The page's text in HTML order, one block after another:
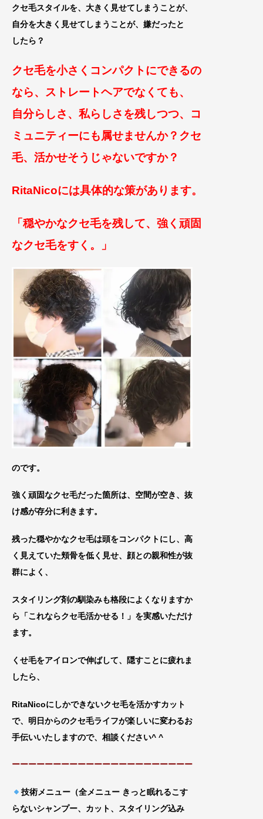
クセ毛スタイルを、大きく見せてしまうことが、
自分を大きく見せてしまうことが、嫌だったと
したら？
クセ毛を小さくコンパクトにできるの
なら、 ストレートヘアでなくても、
自分らしさ、私らしさを残しつつ、コ
ミュニティーにも属せませんか？ クセ
毛、活かせそうじゃないですか？
RitaNicoには具体的な策があります。
「穏やかなクセ毛を残して、強く頑固
なクセ毛をすく。」
のです。
強く頑固なクセ毛だった箇所は、空間が空き、抜
け感が存分に利きます。
残った穏やかなクセ毛は頭をコンパクトにし、高
く見えていた頬骨を低く見せ、顔との親和性が抜
群によく、
スタイリング剤の馴染みも格段によくなりますか
ら「これならクセ毛活かせる！」を実感いただけ
ます。
くせ毛をアイロンで伸ばして、隠すことに疲れま
したら、
RitaNicoにしかできないクセ毛を活かすカット
で、明日からのクセ毛ライフが楽しいに変わるお
手伝いいたしますので、相談ください^ ^
ーーーーーーーーーーーーーーーーーーーーーー
技術メニュー（全メニュー きっと眠れるこす
らないシャンプー、カット、スタイリング込み